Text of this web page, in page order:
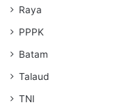
Raya
PPPK
Batam
Talaud
TNI